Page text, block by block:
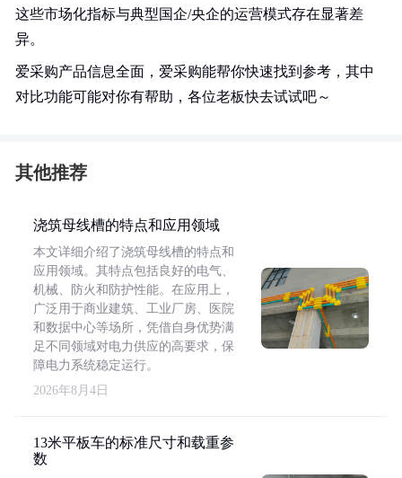
这些市场化指标与典型国企/央企的运营模式存在显著差
异。
爱采购产品信息全面，爱采购能帮你快速找到参考，其中
对比功能可能对你有帮助，各位老板快去试试吧～
其他推荐
浇筑母线槽的特点和应用领域
本文详细介绍了浇筑母线槽的特点和
应用领域。其特点包括良好的电气、
机械、防火和防护性能。在应用上，
广泛用于商业建筑、工业厂房、医院
和数据中心等场所，凭借自身优势满
足不同领域对电力供应的高要求，保
障电力系统稳定运行。
2026年8月4日
13米平板车的标准尺寸和载重参
数